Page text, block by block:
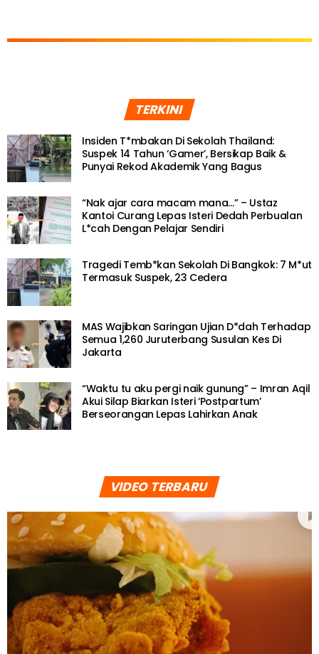
TERKINI
Insiden T*mbakan Di Sekolah Thailand:
Suspek 14 Tahun ‘Gamer’, Bersikap Baik &
Punyai Rekod Akademik Yang Bagus
“Nak ajar cara macam mana…” – Ustaz
Kantoi Curang Lepas Isteri Dedah Perbualan
L*cah Dengan Pelajar Sendiri
Tragedi Temb*kan Sekolah Di Bangkok: 7 M*ut
Termasuk Suspek, 23 Cedera
MAS Wajibkan Saringan Ujian D*dah Terhadap
Semua 1,260 Juruterbang Susulan Kes Di
Jakarta
“Waktu tu aku pergi naik gunung” – Imran Aqil
Akui Silap Biarkan Isteri ‘Postpartum’
Berseorangan Lepas Lahirkan Anak
VIDEO TERBARU